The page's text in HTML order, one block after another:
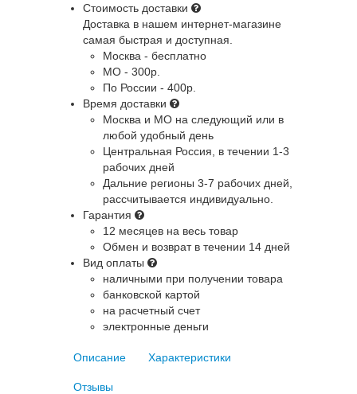
Стоимость доставки
Доставка в нашем интернет-магазине
самая быстрая и доступная.
Москва - бесплатно
МО - 300р.
По России - 400р.
Время доставки
Москва и МО на следующий или в
любой удобный день
Центральная Россия , в течении 1-3
рабочих дней
Дальние регионы 3-7 рабочих дней,
рассчитывается индивидуально.
Гарантия
12 месяцев на весь товар
Обмен и возврат в течении 14 дней
Вид оплаты
наличными при получении товара
банковской картой
на расчетный счет
электронные деньги
Описание Характеристики
Отзывы